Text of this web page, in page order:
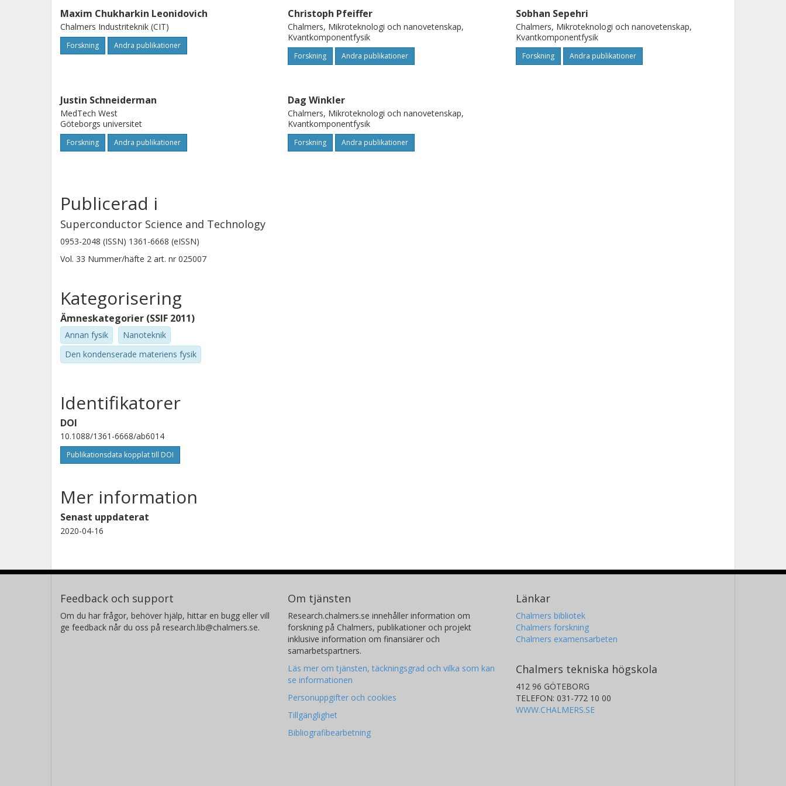
based devices operated close to their critical temperature.
Maxim Chukharkin Leonidovich
Chalmers Industriteknik (CIT)
Forskning Andra publikationer
Christoph Pfeiffer
Chalmers, Mikroteknologi och nanovetenskap,
Kvantkomponentfysik
Forskning Andra publikationer
Sobhan Sepehri
Chalmers, Mikroteknologi och nanovetenskap,
Kvantkomponentfysik
Forskning Andra publikationer
Justin Schneiderman
MedTech West
Göteborgs universitet
Forskning Andra publikationer
Dag Winkler
Chalmers, Mikroteknologi och nanovetenskap,
Kvantkomponentfysik
Forskning Andra publikationer
Publicerad i
Superconductor Science and Technology
0953-2048 (ISSN) 1361-6668 (eISSN)
Vol. 33 Nummer/häfte 2 art. nr 025007
Kategorisering
Ämneskategorier (SSIF 2011)
Annan fysik
Nanoteknik
Den kondenserade materiens fysik
Identifikatorer
DOI
10.1088/1361-6668/ab6014
Publikationsdata kopplat till DOI
Mer information
Senast uppdaterat
2020-04-16
Feedback och support
Om du har frågor, behöver hjälp, hittar en bugg eller vill
ge feedback når du oss på research.lib@chalmers.se.
Om tjänsten
Research.chalmers.se innehåller information om
forskning på Chalmers, publikationer och projekt
inklusive information om finansiärer och
samarbetspartners.
Läs mer om tjänsten, täckningsgrad och vilka som kan
se informationen
Personuppgifter och cookies
Tillgänglighet
Bibliografibearbetning
Länkar
Chalmers bibliotek
Chalmers forskning
Chalmers examensarbeten
Chalmers tekniska högskola
412 96 GÖTEBORG
TELEFON: 031-772 10 00
WWW.CHALMERS.SE